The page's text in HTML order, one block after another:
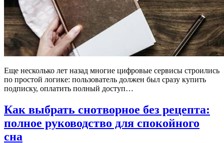
Еще несколько лет назад многие цифровые сервисы строились
по простой логике: пользователь должен был сразу купить
подписку, оплатить полный доступ…
Как выбрать снотворное без рецепта:
полное руководство для спокойного
сна